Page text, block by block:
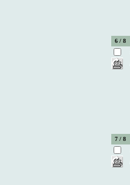
6 / 8
7 / 8